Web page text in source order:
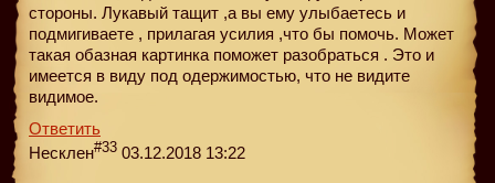
стороны. Лукавый тащит ,а вы ему улыбаетесь и
подмигиваете , прилагая усилия ,что бы помочь. Может
такая обазная картинка поможет разобраться . Это и
имеется в виду под одержимостью, что не видите
видимое.
Ответить
Несклен#33 03.12.2018 13:22